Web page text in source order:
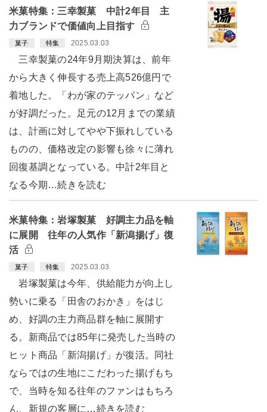
米菓特集：三幸製菓 中計2年目 主
力ブランドで価値向上目指す
菓子 特集 2025.03.03
三幸製菓の24年9月期決算は、前年
から大きく伸長する売上高526億円で
着地した。「わが家のテッパン」など
が好調だった。足元の12月までの業績
は、計画に対してやや下振れしている
ものの、価格改定の影響も徐々に薄れ
回復基調となっている。中計2年目と
なる今期…続きを読む
米菓特集：岩塚製菓 好調主力品を軸
に展開 往年の人気作「新潟揚げ」復
活
菓子 特集 2025.03.03
岩塚製菓は今年、供給能力が向上し
勢いに乗る「田舎のおかき」をはじ
め、好調の主力商品群を軸に展開す
る。新商品では85年に発売した当時の
ヒット商品「新潟揚げ」が復活。同社
ならではの生地にこだわった揚げもち
で、当時を知る往年のファンはもちろ
ん、新規の客層に…続きを読む